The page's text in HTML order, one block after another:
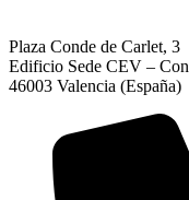
Plaza Conde de Carlet, 3
Edificio Sede CEV –
46003 Valencia (España)